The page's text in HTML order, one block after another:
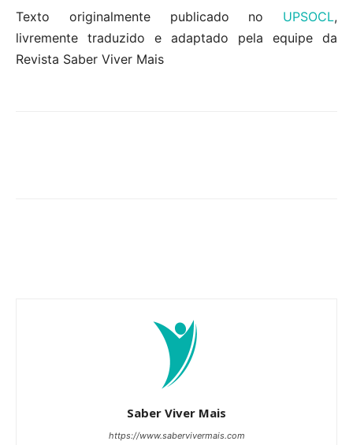
Texto originalmente publicado no UPSOCL,
livremente traduzido e adaptado pela equipe da
Revista Saber Viver Mais
Saber Viver Mais
https://www.sabervivermais.com